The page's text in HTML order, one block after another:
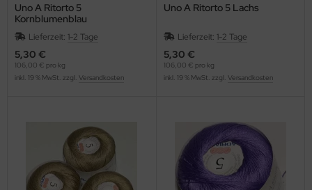
Uno A Ritorto 5
Kornblumenblau
Lieferzeit: 1-2 Tage
5,30 €
106,00 € pro kg
inkl. 19 % MwSt. zzgl. Versandkosten
Uno A Ritorto 5 Lachs
Lieferzeit: 1-2 Tage
5,30 €
106,00 € pro kg
inkl. 19 % MwSt. zzgl. Versandkosten